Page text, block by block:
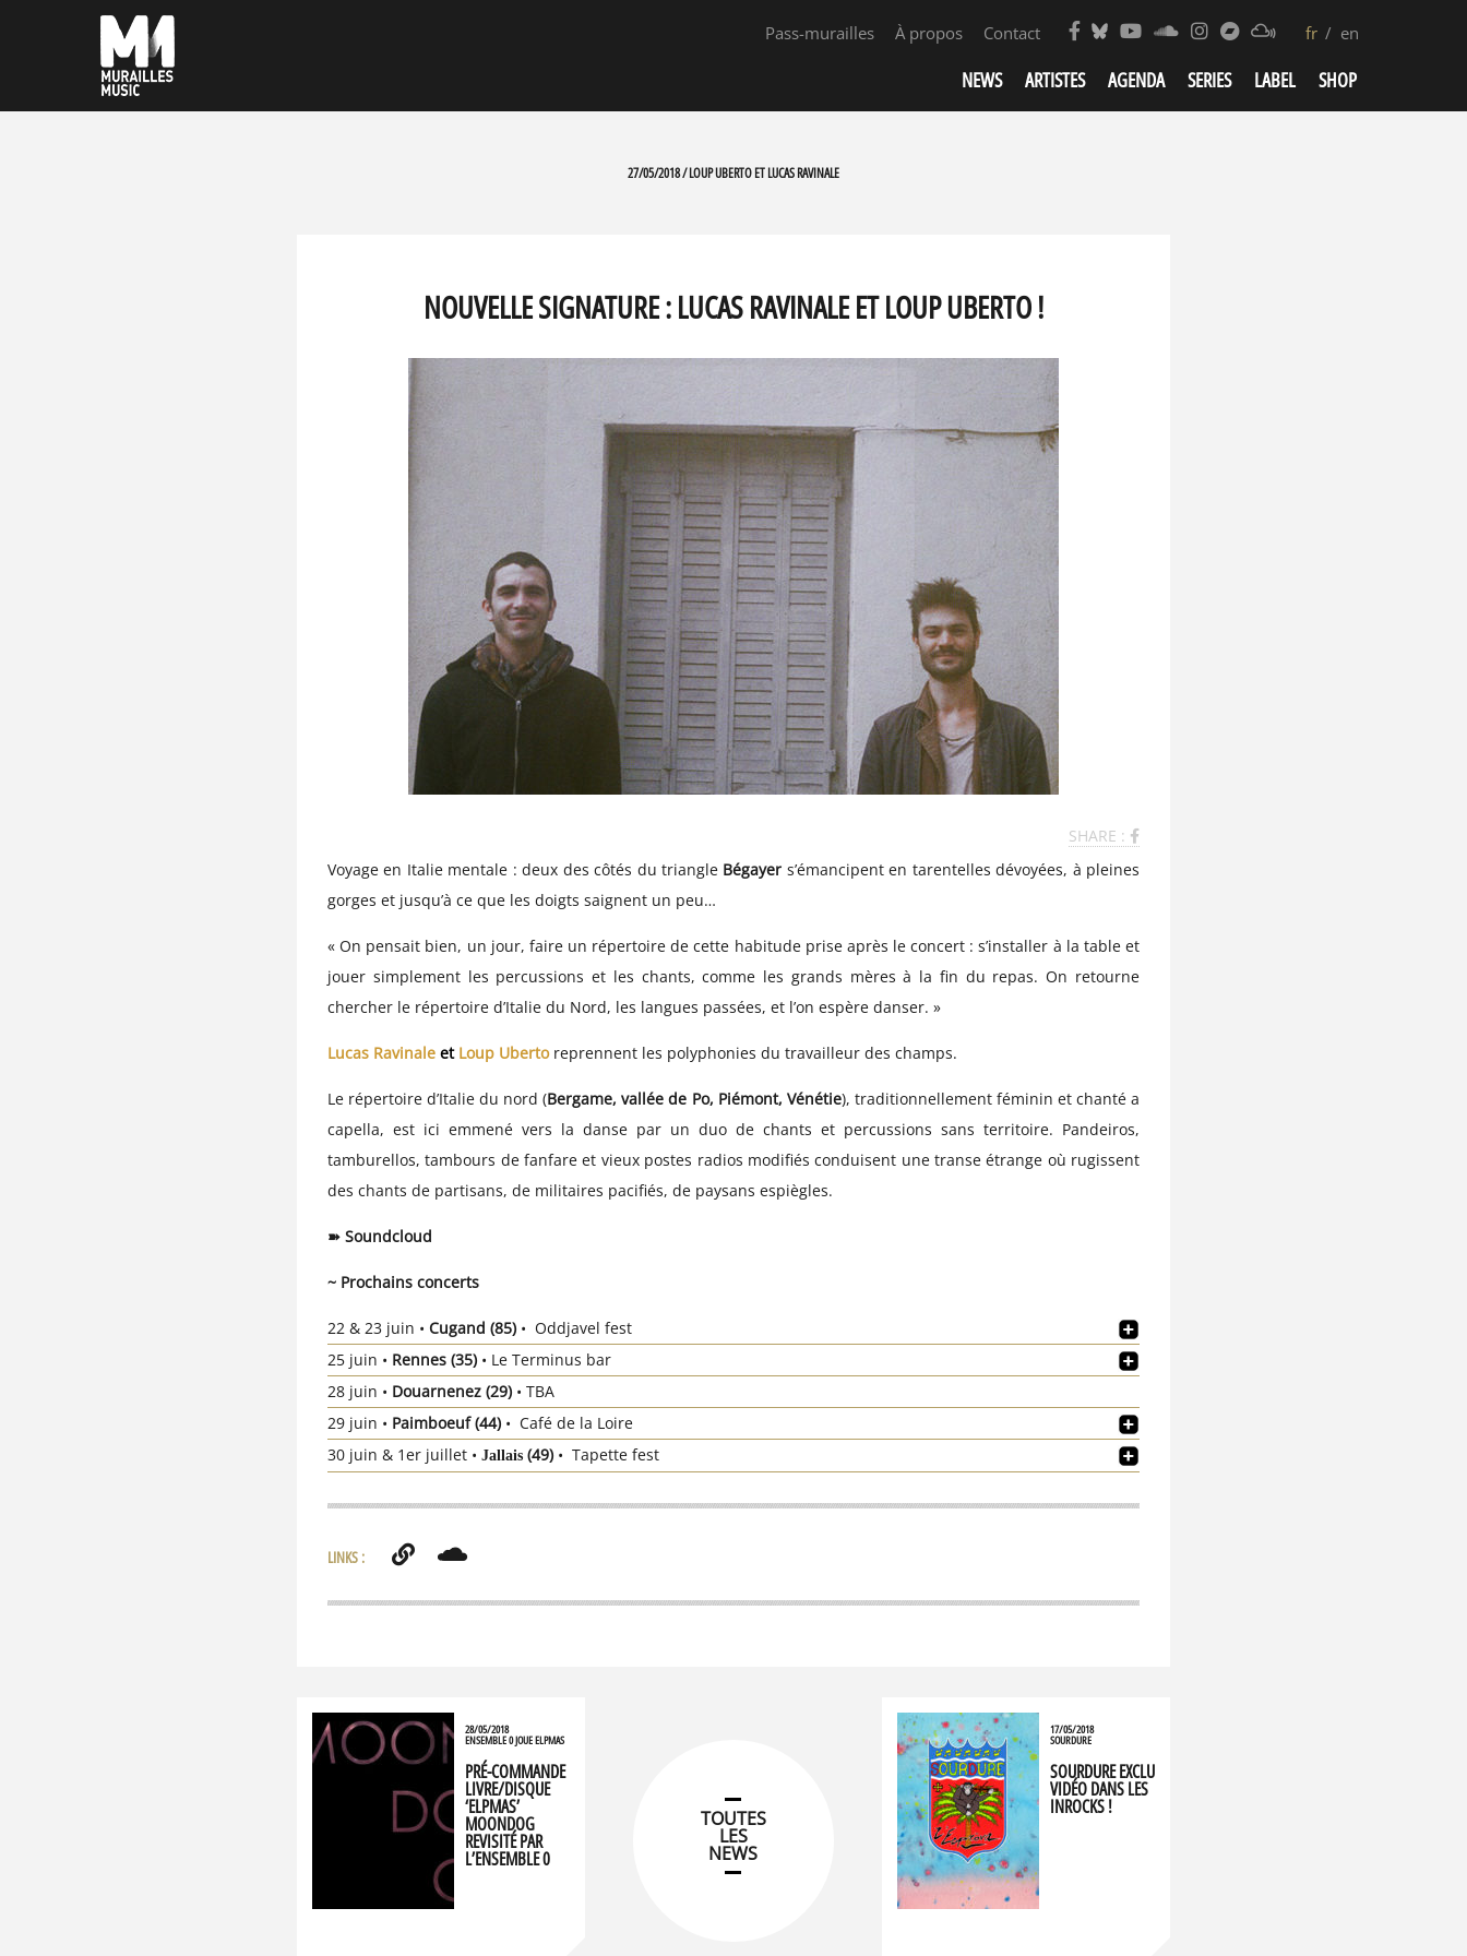
fr en
Pass-murailles À propos Contact
NEWS ARTISTES AGENDA SERIES LABEL SHOP
27/05/2018 / LOUP UBERTO ET LUCAS RAVINALE
NOUVELLE SIGNATURE : LUCAS RAVINALE ET LOUP UBERTO !
SHARE :
Voyage en Italie mentale : deux des côtés du triangle Bégayer s’émancipent en tarentelles dévoyées, à pleines
gorges et jusqu’à ce que les doigts saignent un peu…
« On pensait bien, un jour, faire un répertoire de cette habitude prise après le concert : s’installer à la table et
jouer simplement les percussions et les chants, comme les grands mères à la fin du repas. On retourne
chercher le répertoire d’Italie du Nord, les langues passées, et l’on espère danser. »
Lucas Ravinale etLoup Uberto reprennent les polyphonies du travailleur des champs.
Le répertoire d’Italie du nord (Bergame, vallée de Po, Piémont, Vénétie), traditionnellement féminin et chanté a
capella, est ici emmené vers la danse par un duo de chants et percussions sans territoire. Pandeiros,
tamburellos, tambours de fanfare et vieux postes radios modifiés conduisent une transe étrange où rugissent
des chants de partisans, de militaires pacifiés, de paysans espiègles.
➽ Soundcloud
~ Prochains concerts
22 & 23 juin • Cugand (85) • Oddjavel fest
25 juin • Rennes (35) • Le Terminus bar
28 juin • Douarnenez (29) • TBA
29 juin • Paimboeuf (44) • Café de la Loire
30 juin & 1er juillet • Jallais (49) • Tapette fest
LINKS :
28/05/2018
ENSEMBLE 0 JOUE ELPMAS
PRÉ-COMMANDE
LIVRE/DISQUE
‘ELPMAS’
MOONDOG
REVISITÉ PAR
L’ENSEMBLE 0
TOUTES
LES
NEWS
17/05/2018
SOURDURE
SOURDURE EXCLU
VIDÉO DANS LES
INROCKS !